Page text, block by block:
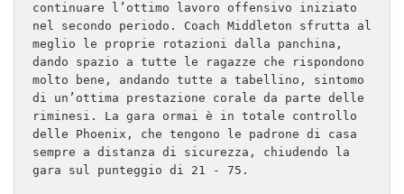
continuare l’ottimo lavoro offensivo iniziato
nel secondo periodo. Coach Middleton sfrutta al
meglio le proprie rotazioni dalla panchina,
dando spazio a tutte le ragazze che rispondono
molto bene, andando tutte a tabellino, sintomo
di un’ottima prestazione corale da parte delle
riminesi. La gara ormai è in totale controllo
delle Phoenix, che tengono le padrone di casa
sempre a distanza di sicurezza, chiudendo la
gara sul punteggio di 21 - 75.